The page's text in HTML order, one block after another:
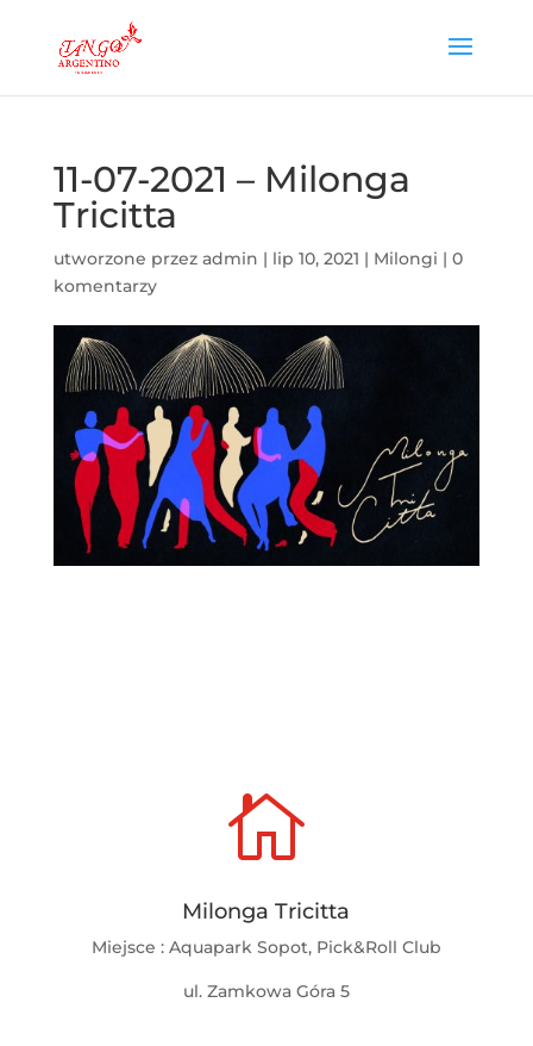
11-07-2021 – Milonga
Tricitta
utworzone przez admin | lip 10, 2021 | Milongi | 0
komentarzy

Milonga Tricitta
Miejsce : Aquapark Sopot, Pick&Roll Club
ul. Zamkowa Góra 5